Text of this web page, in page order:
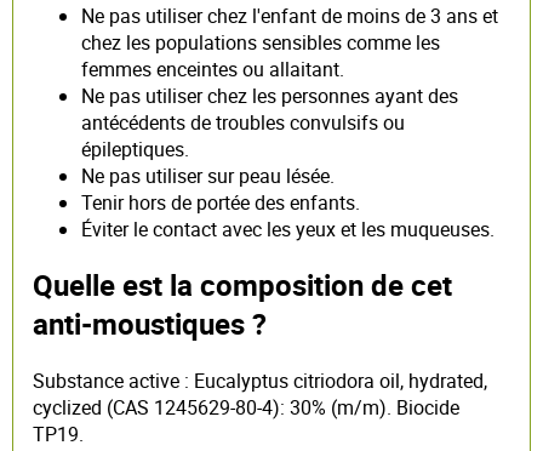
Ne pas utiliser chez l'enfant de moins de 3 ans et
chez les populations sensibles comme les
femmes enceintes ou allaitant.
Ne pas utiliser chez les personnes ayant des
antécédents de troubles convulsifs ou
épileptiques.
Ne pas utiliser sur peau lésée.
Tenir hors de portée des enfants.
Éviter le contact avec les yeux et les muqueuses.
Quelle est la composition de cet
anti-moustiques ?
Substance active : Eucalyptus citriodora oil, hydrated,
cyclized (CAS 1245629-80-4): 30% (m/m). Biocide
TP19.